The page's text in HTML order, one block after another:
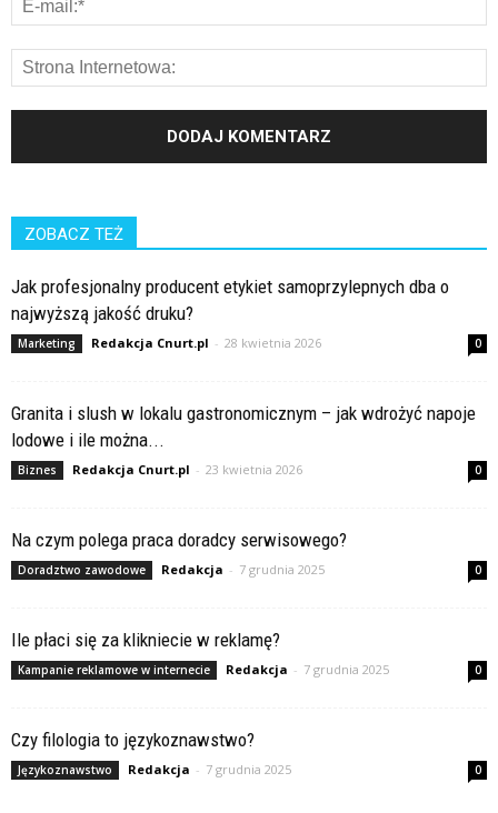
ZOBACZ TEŻ
Jak profesjonalny producent etykiet samoprzylepnych dba o
najwyższą jakość druku?
Marketing Redakcja Cnurt.pl - 28 kwietnia 2026 0
Granita i slush w lokalu gastronomicznym – jak wdrożyć napoje
lodowe i ile można...
Biznes Redakcja Cnurt.pl - 23 kwietnia 2026 0
Na czym polega praca doradcy serwisowego?
Doradztwo zawodowe Redakcja - 7 grudnia 2025 0
Ile płaci się za klikniecie w reklamę?
Kampanie reklamowe w internecie Redakcja - 7 grudnia 2025 0
Czy filologia to językoznawstwo?
Językoznawstwo Redakcja - 7 grudnia 2025 0